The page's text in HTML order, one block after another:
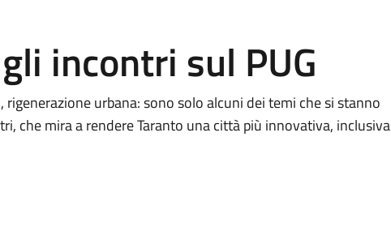
incontri sul PUG
rigenerazione urbana: sono solo alcuni dei temi che si stanno
che mira a rendere Taranto una città più innovativa, inclusiva